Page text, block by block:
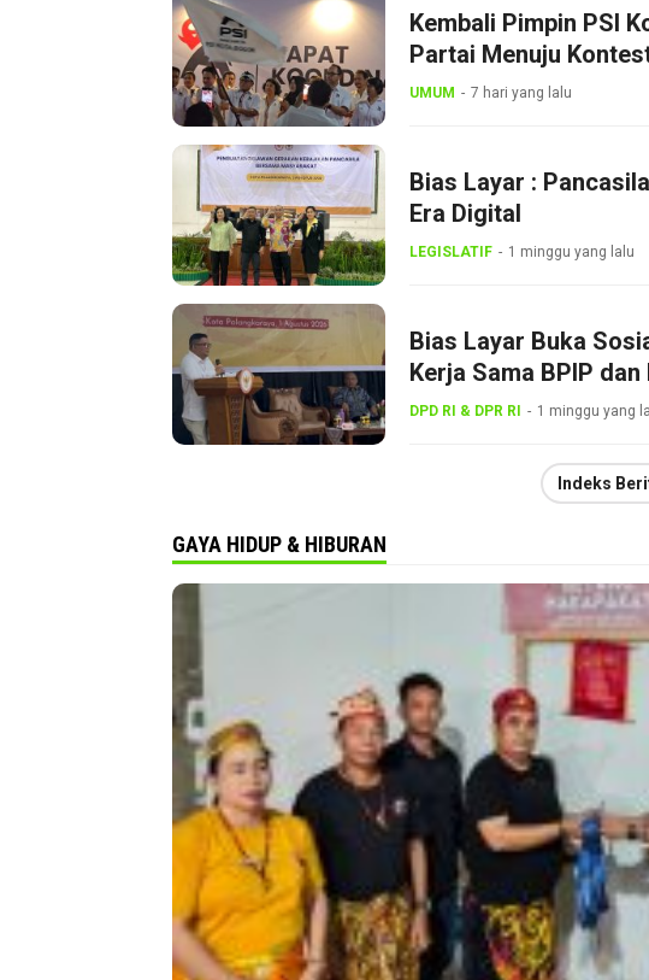
Kembali Pimpin PSI
Partai Menuju
UMUM 7 hari yang lalu
Bias Layar :
Era Digital
LEGISLATIF 1 minggu yang lalu
Bias Layar Buka
Kerja Sama BPIP
Gerakan Kebajikan
DPD RI & DPR RI 1 minggu yang
Indeks
GAYA HIDUP & HIBURAN